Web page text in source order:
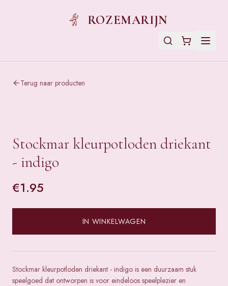
ROZEMARIJN
Terug naar producten
Stockmar kleurpotloden driekant
- indigo
€1.95
IN WINKELWAGEN
Stockmar kleurpotloden driekant - indigo is een duurzaam stuk
speelgoed dat ontworpen is voor eindeloos speelplezier en